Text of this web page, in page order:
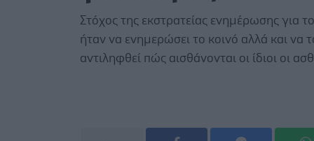
Στόχος της εκστρατείας ενημέρωσης για
ήταν να ενημερώσει το κοινό αλλά και να
αντιληφθεί πώς αισθάνονται οι ίδιοι οι